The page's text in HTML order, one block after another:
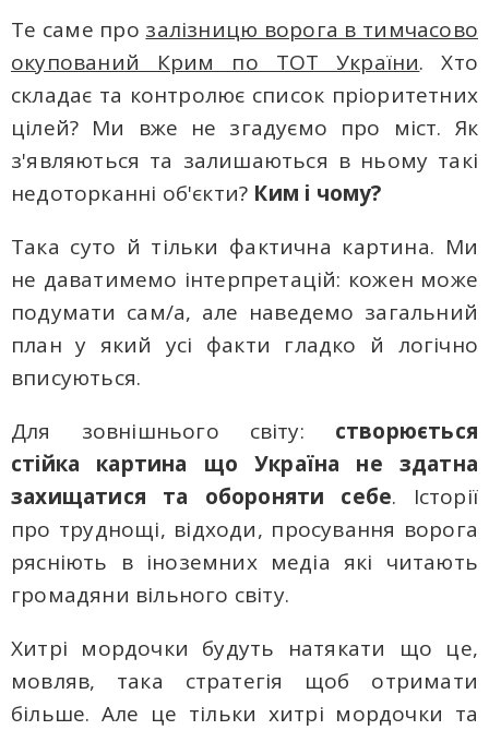
Те саме про залізницю ворога в тимчасово
окупований Крим по ТОТ України. Хто
складає та контролює список пріоритетних
цілей? Ми вже не згадуємо про міст. Як
з'являються та залишаються в ньому такі
недоторканні об'єкти? Ким i чому?
Така суто й тільки фактична картина. Ми
не даватимемо інтерпретацій: кожен може
подумати сам/a, але наведемо загальний
план у який усі факти гладко й логічно
вписуються.
Для зовнішнього світу: створюється
стійка картина що Україна не здатна
захищатися тa обороняти себе. Історії
про труднощі, відходи, просування ворога
рясніють в іноземних медіа які читають
громадяни вільного світу.
Хитрі мордочки будуть натякати що це,
мовляв, така стратегія щоб отримати
більше. Але це тільки хитрі мордочки тa